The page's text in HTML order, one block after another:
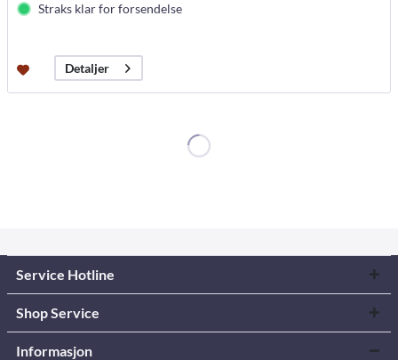
Straks klar for forsendelse
Detaljer
Service Hotline
Shop Service
Informasjon